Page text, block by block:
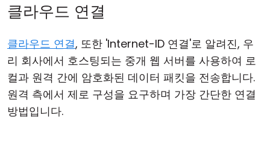
클라우드 연결
클라우드 연결, 또한 'Internet-ID 연결'로 알려진, 우
리 회사에서 호스팅되는 중개 웹 서버를 사용하여 로
컬과 원격 간에 암호화된 데이터 패킷을 전송합니다.
원격 측에서 제로 구성을 요구하며 가장 간단한 연결
방법입니다.